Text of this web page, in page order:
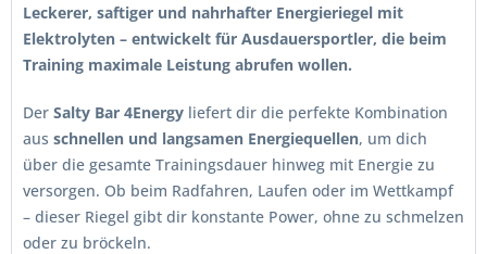
Leckerer, saftiger und nahrhafter Energieriegel mit
Elektrolyten – entwickelt für Ausdauersportler, die beim
Training maximale Leistung abrufen wollen.
Der Salty Bar 4Energy liefert dir die perfekte Kombination
aus schnellen und langsamen Energiequellen, um dich
über die gesamte Trainingsdauer hinweg mit Energie zu
versorgen. Ob beim Radfahren, Laufen oder im Wettkampf
– dieser Riegel gibt dir konstante Power, ohne zu schmelzen
oder zu bröckeln.